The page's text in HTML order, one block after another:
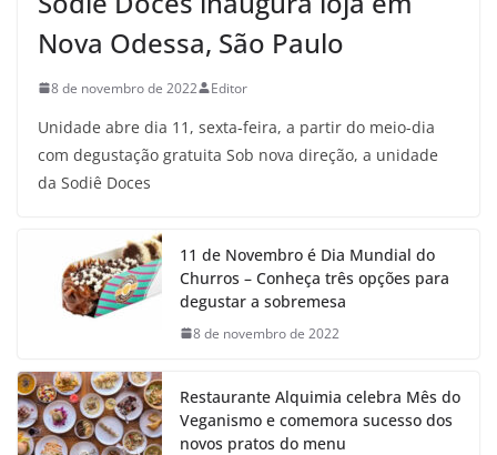
Nova Odessa, São Paulo
8 de novembro de 2022 Editor
Unidade abre dia 11, sexta-feira, a partir do meio-dia
com degustação gratuita Sob nova direção, a unidade
da Sodiê Doces
11 de Novembro é Dia Mundial do
Churros – Conheça três opções para
degustar a sobremesa
8 de novembro de 2022
Restaurante Alquimia celebra Mês do
Veganismo e comemora sucesso dos
novos pratos do menu